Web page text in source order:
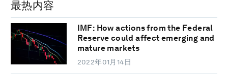
最热内容
IMF: How actions from the Federal
Reserve could affect emerging and
mature markets
2022年01月14日